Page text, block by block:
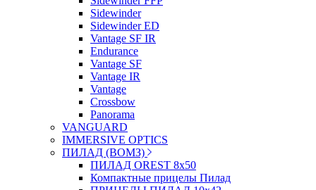
Sidewinder
Sidewinder ED
Vantage SF IR
Endurance
Vantage SF
Vantage IR
Vantage
Crossbow
Panorama
VANGUARD
IMMERSIVE OPTICS
ПИЛАД (ВОМЗ)
ПИЛАД OREST 8х50
Компактные прицелы Пилад